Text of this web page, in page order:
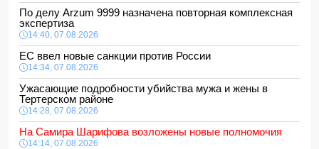
По делу Arzum 9999 назначена повторная комплексная
экспертиза
14:40, 07.08.2026
ЕС ввел новые санкции против России
14:34, 07.08.2026
Ужасающие подробности убийства мужа и жены в
Тертерском районе
14:28, 07.08.2026
На Самира Шарифова возложены новые полномочия
14:14, 07.08.2026